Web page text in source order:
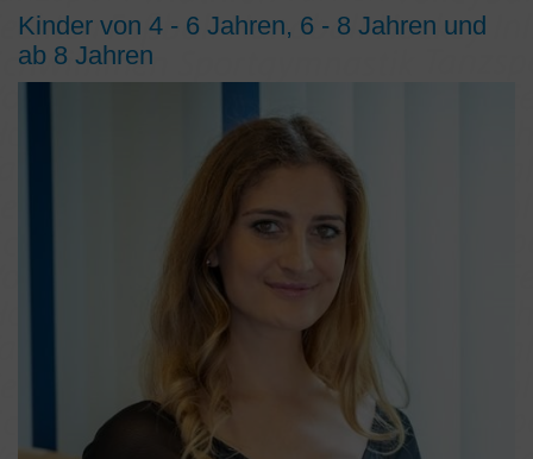
Kinder von 4 - 6 Jahren, 6 - 8 Jahren und
ab 8 Jahren